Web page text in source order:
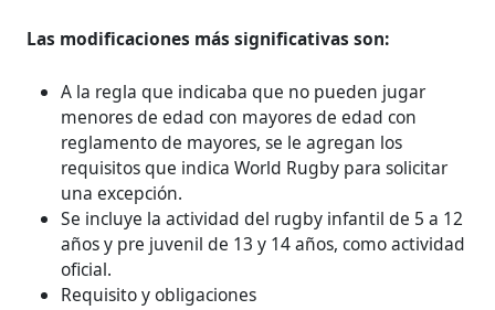
Las modificaciones más significativas son:
A la regla que indicaba que no pueden jugar
menores de edad con mayores de edad con
reglamento de mayores, se le agregan los
requisitos que indica World Rugby para solicitar
una excepción.
Se incluye la actividad del rugby infantil de 5 a 12
años y pre juvenil de 13 y 14 años, como actividad
oficial.
Requisito y obligaciones